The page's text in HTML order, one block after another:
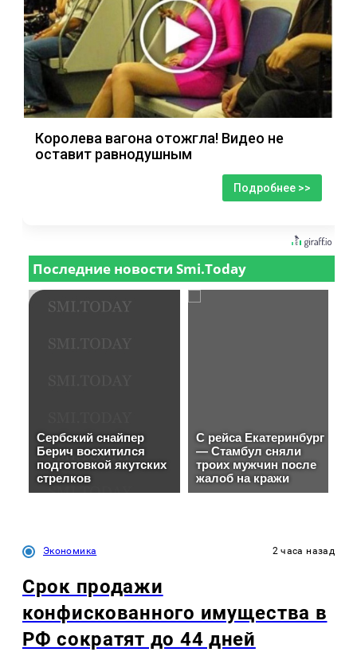
Королева вагона отожгла! Видео не
оставит равнодушным
Подробнее >>
Экономика 2 часа назад
Срок продажи
конфискованного имущества в
РФ сократят до 44 дней